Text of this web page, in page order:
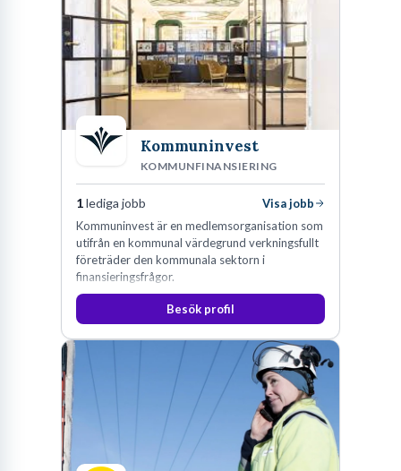
Kommuninvest
KOMMUNFINANSIERING
1lediga jobb
Visa jobb
Kommuninvest är en medlemsorganisation som
utifrån en kommunal värdegrund verkningsfullt
företräder den kommunala sektorn i
finansieringsfrågor.
Besök profil